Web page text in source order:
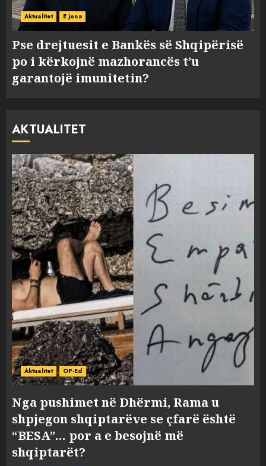
Aktualitet E jona
Pse drejtuesit e Bankës së Shqipërisë
po i kërkojnë mazhorancës t’u
garantojë imunitetin?
AKTUALITET
Aktualitet OP-Ed
Nga pushimet në Dhërmi, Rama u
shpjegon shqiptarëve se çfarë është
“BESA”… por a e besojnë më
shqiptarët?